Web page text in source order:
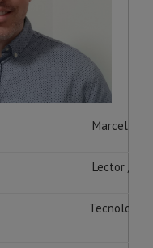
Marcel
Lector /
Tecnologia